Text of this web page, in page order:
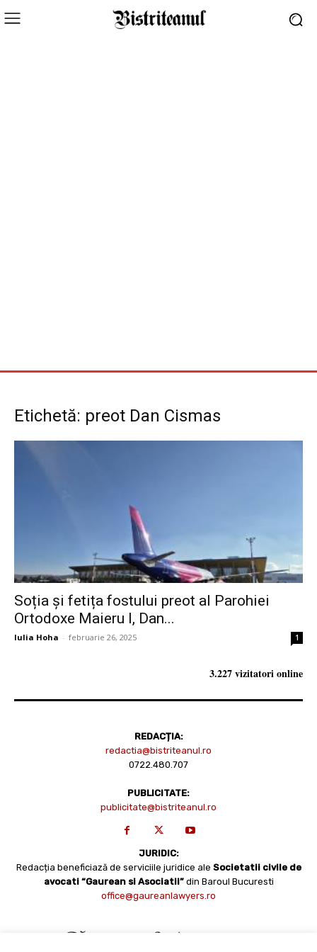
Etichetă: preot Dan Cismas
Soția și fetița fostului preot al Parohiei
Ortodoxe Maieru I, Dan...
Iulia Hoha - februarie 26, 2025 1
3.227 vizitatori online
REDACȚIA:
redactia@bistriteanul.ro
0722.480.707
PUBLICITATE:
publicitate@bistriteanul.ro
JURIDIC:
Redacția beneficiază de serviciile juridice ale Societatii civile de
avocati “Gaurean si Asociatii” din Baroul Bucuresti
office@gaureanlawyers.ro